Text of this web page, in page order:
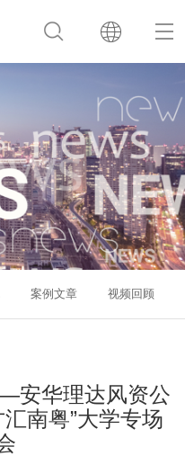
案例文章 视频回顾
安华理达风资公
南粤”大学专场